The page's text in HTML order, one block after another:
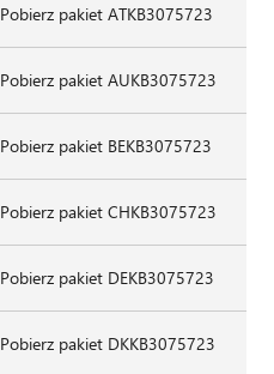
Pobierz pakiet ATKB3075723
Pobierz pakiet AUKB3075723
Pobierz pakiet BEKB3075723
Pobierz pakiet CHKB3075723
Pobierz pakiet DEKB3075723
Pobierz pakiet DKKB3075723